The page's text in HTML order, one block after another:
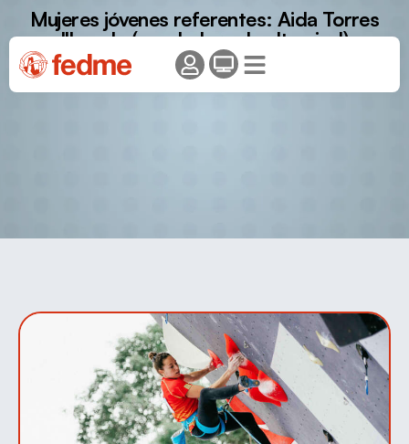
Mujeres jóvenes referentes: Aida Torres
Illamola (escaladora de alto nivel)